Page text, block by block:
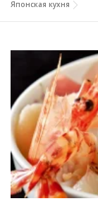
Японская кухня